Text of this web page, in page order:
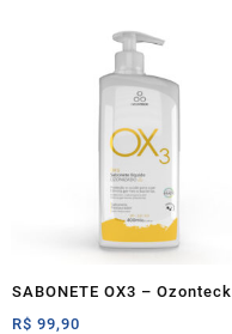
SABONETE OX3 – Ozonteck
R$ 99,90